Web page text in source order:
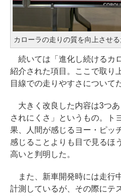
カローラの走りの質を向上させ
続いては「進化し続けるカ
紹介された項目。ここで取り
目線での走りやすさについてだ
大きく改良した内容は3つ
されにくさ」というもの。ト
果、人間が感じるヨー・ピッ
感じることよりも目で見るほ
高いと判明した。
また、新車開発時には走行
計測しているが、その際にテ